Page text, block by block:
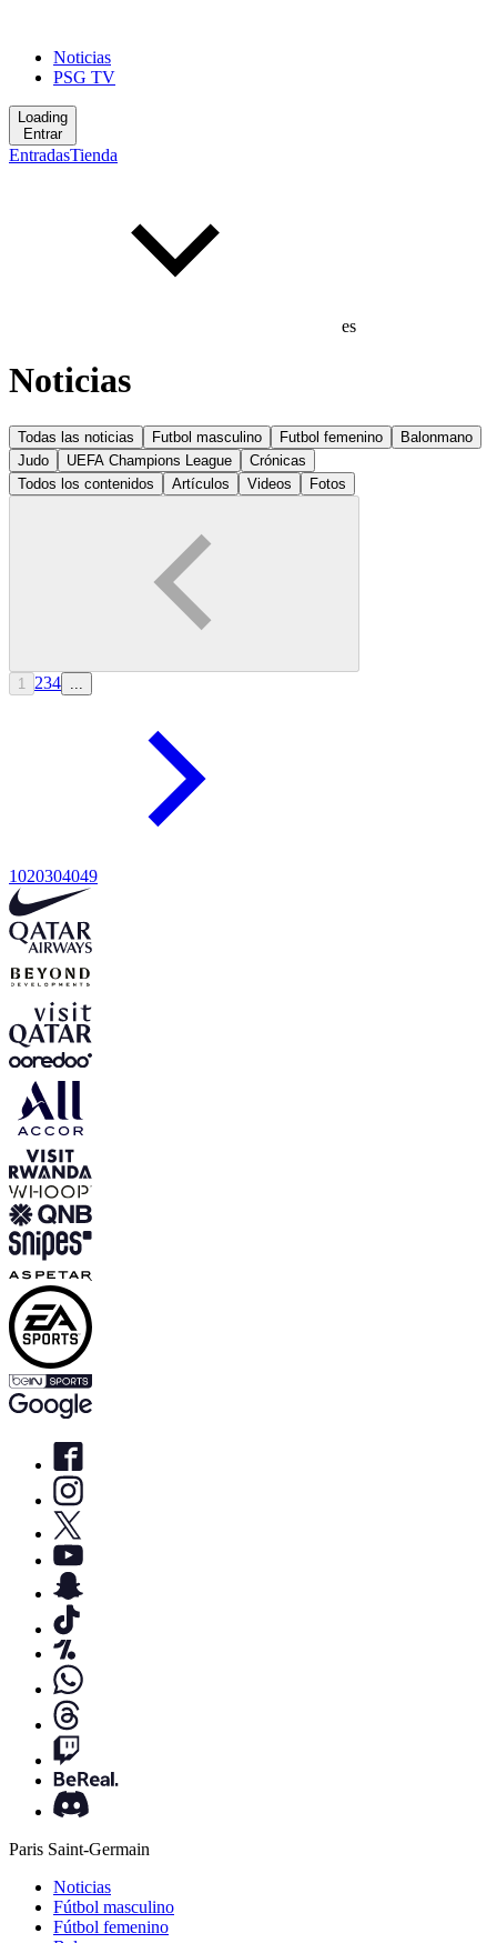
Noticias
PSG TV
Loading
Entrar
EntradasTienda
es
Noticias
Todas las noticias Futbol masculino Futbol femenino
Balonmano
Judo
UEFA Champions League
Crónicas
Todos los contenidos
Artículos Videos Fotos
1 234
1020304049
Paris Saint-Germain
Noticias
Fútbol masculino
Fútbol femenino